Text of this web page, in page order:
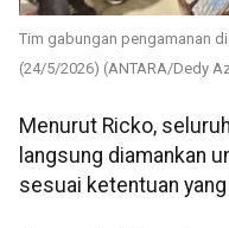
Tim gabungan pengamanan
(24/5/2026) (ANTARA/Dedy
Menurut Ricko,
langsung diamankan
sesuai ketentuan